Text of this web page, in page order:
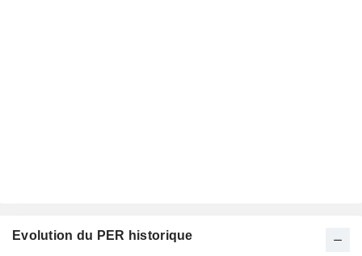
Evolution du PER historique